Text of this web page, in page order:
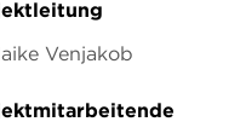
Venjakob